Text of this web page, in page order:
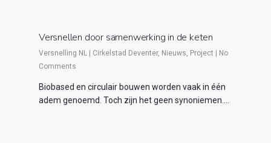
Versnellen door samenwerking in de keten
Versnelling NL | Cirkelstad Deventer, Nieuws, Project | No
Comments
Biobased en circulair bouwen worden vaak in één
adem genoemd. Toch zijn het geen synoniemen.…